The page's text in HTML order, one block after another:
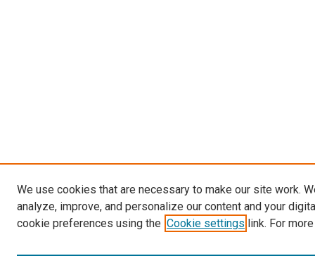
We use cookies that are necessary to make our site work.
analyze, improve, and personalize our content and your
cookie preferences using the Cookie settings link. For